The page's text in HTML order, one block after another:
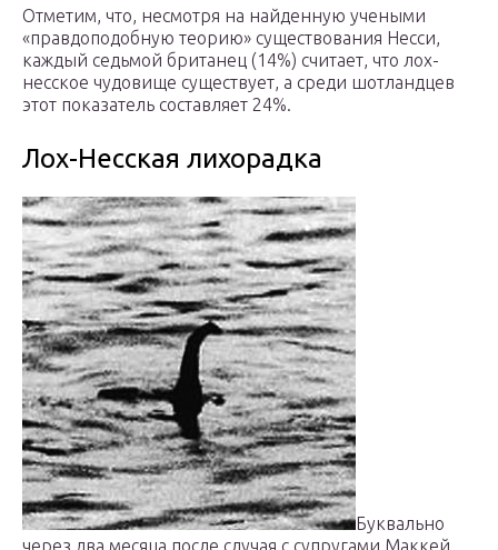
Отметим, что, несмотря на найденную учеными
«правдоподобную теорию» существования Несси,
каждый седьмой британец (14%) считает, что лох-
несское чудовище существует, а среди шотландцев
этот показатель составляет 24%.
Лох-Несская лихорадка
Буквально
через два месяца после случая с супругами Маккей